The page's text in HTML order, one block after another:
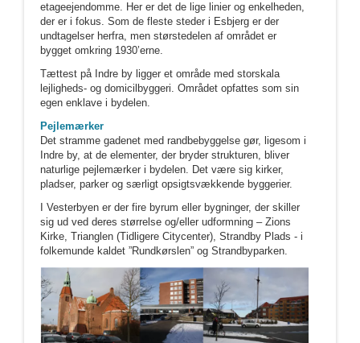
etageejendomme. Her er det de lige linier og enkelheden,
der er i fokus. Som de fleste steder i Esbjerg er der
undtagelser herfra, men størstedelen af området er
bygget omkring 1930’erne.
Tættest på Indre by ligger et område med storskala
lejligheds- og domicilbyggeri. Området opfattes som sin
egen enklave i bydelen.
Pejlemærker
Det stramme gadenet med randbebyggelse gør, ligesom i
Indre by, at de elementer, der bryder strukturen, bliver
naturlige pejlemærker i bydelen. Det være sig kirker,
pladser, parker og særligt opsigtsvækkende byggerier.
I Vesterbyen er der fire byrum eller bygninger, der skiller
sig ud ved deres størrelse og/eller udformning – Zions
Kirke, Trianglen (Tidligere Citycenter), Strandby Plads - i
folkemunde kaldet ”Rundkørslen” og Strandbyparken.